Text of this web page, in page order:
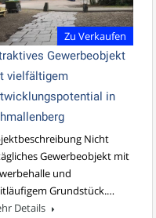
Zu Verkaufen
Gewerbeobjekt
vielfältigem
in
Nicht
Gewerbeobjekt mit
und
Grundstück.…
Details